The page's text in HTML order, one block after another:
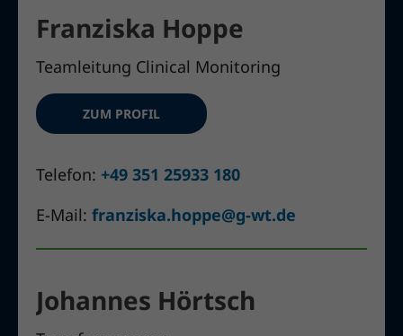
Franziska Hoppe
Teamleitung Clinical Monitoring
ZUM PROFIL
Telefon: +49 351 25933 180
E-Mail:franziska.hoppe@g-wt.de
Johannes Hörtsch